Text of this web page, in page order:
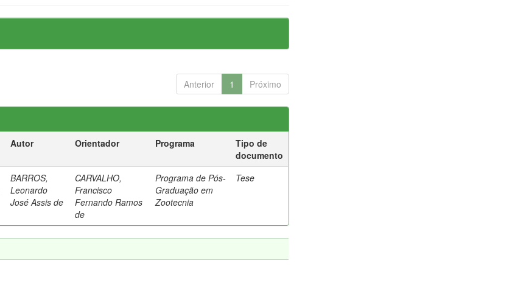
Anterior 1 Próximo
Autor Orientador Programa
Tipo de
documento
BARROS,
Leonardo
José Assis de
CARVALHO,
Francisco
Fernando Ramos
de
Programa de Pós-
Graduação em
Zootecnia
Tese